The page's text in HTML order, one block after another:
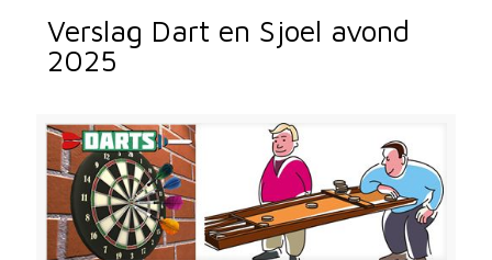
Verslag Dart en Sjoel avond
2025